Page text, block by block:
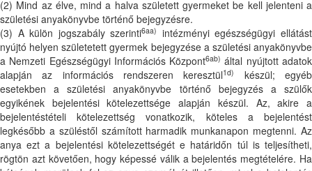
(2) Mind az élve, mind a halva született gyermeket be kell jelenteni a
születési anyakönyvbe történő bejegyzésre.
(3) A külön jogszabály szerinti6aa) intézményi egészségügyi ellátást
nyújtó helyen születetett gyermek bejegyzése a születési anyakönyvbe
a Nemzeti Egészségügyi Információs Központ6ab) által nyújtott adatok
alapján az információs rendszeren keresztül1d)
készül; egyéb
esetekben a születési anyakönyvbe történő bejegyzés a szülők
egyikének bejelentési kötelezettsége alapján készül. Az, akire a
bejelentéstételi kötelezettség vonatkozik, köteles a bejelentést
legkésőbb a szüléstől számított harmadik munkanapon megtenni. Az
anya ezt a bejelentési kötelezettségét e határidőn túl is teljesítheti,
rögtön azt követően, hogy képessé válik a bejelentés megtételére. Ha